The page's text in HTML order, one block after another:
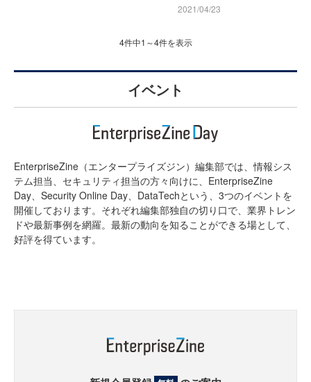
2021/04/23
4件中1～4件を表示
イベント
EnterpriseZine（エンタープライズジン）編集部では、情報シス
テム担当、セキュリティ担当の方々向けに、EnterpriseZine
Day、Security Online Day、DataTechという、3つのイベントを
開催しております。それぞれ編集部独自の切り口で、業界トレン
ドや最新事例を網羅。最新の動向を知ることができる場として、
好評を得ています。